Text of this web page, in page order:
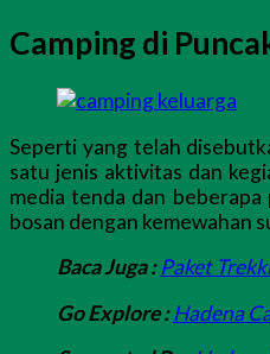
Camping di
Seperti yang telah
satu jenis aktivitas dan
media tenda dan beberapa
bosan dengan kemewahan
Baca Juga :Paket
Go Explore : Hadena